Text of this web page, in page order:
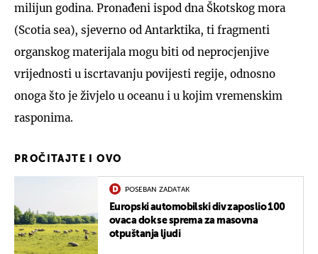
milijun godina. Pronađeni ispod dna Škotskog mora
(Scotia sea), sjeverno od Antarktika, ti fragmenti
organskog materijala mogu biti od neprocjenjive
vrijednosti u iscrtavanju povijesti regije, odnosno
onoga što je živjelo u oceanu i u kojim vremenskim
rasponima.
PROČITAJTE I OVO
POSEBAN ZADATAK
Europski automobilski div zaposlio 100
ovaca dok se sprema za masovna
otpuštanja ljudi